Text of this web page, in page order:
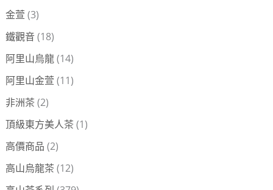
金萱 (3)
鐵觀音 (18)
阿里山烏龍(14)
阿里山金萱 (11)
非洲茶 (2)
頂級東方美人茶 (1)
高價商品 (2)
高山烏龍茶 (12)